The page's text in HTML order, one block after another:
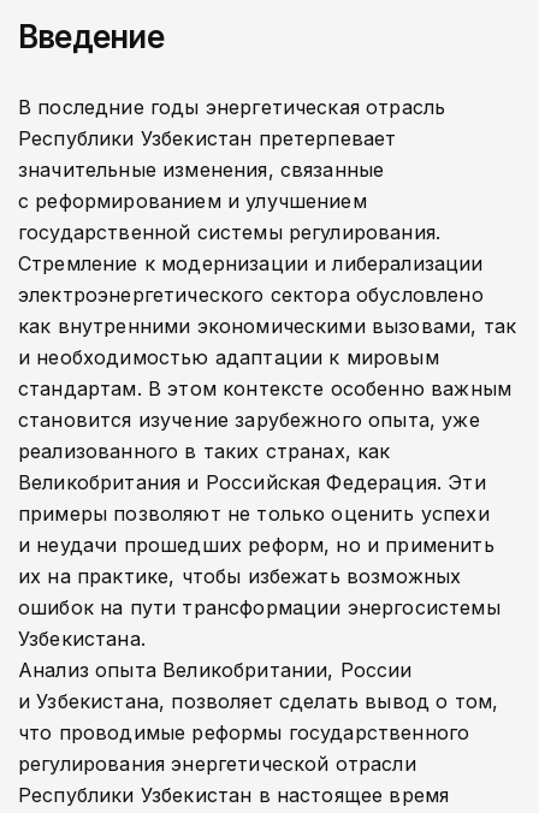
Введение
В последние годы энергетическая отрасль
Республики Узбекистан претерпевает
значительные изменения, связанные
с реформированием и улучшением
государственной системы регулирования.
Стремление к модернизации и либерализации
электроэнергетического сектора обусловлено
как внутренними экономическими вызовами, так
и необходимостью адаптации к мировым
стандартам. В этом контексте особенно важным
становится изучение зарубежного опыта, уже
реализованного в таких странах, как
Великобритания и Российская Федерация. Эти
примеры позволяют не только оценить успехи
и неудачи прошедших реформ, но и применить
их на практике, чтобы избежать возможных
ошибок на пути трансформации энергосистемы
Узбекистана.
Анализ опыта Великобритании, России
и Узбекистана, позволяет сделать вывод о том,
что проводимые реформы государственного
регулирования энергетической отрасли
Республики Узбекистан в настоящее время